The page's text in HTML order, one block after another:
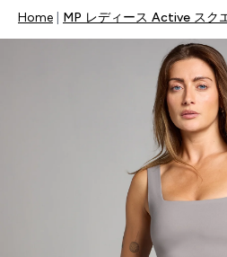
Home MP レディース Active スク